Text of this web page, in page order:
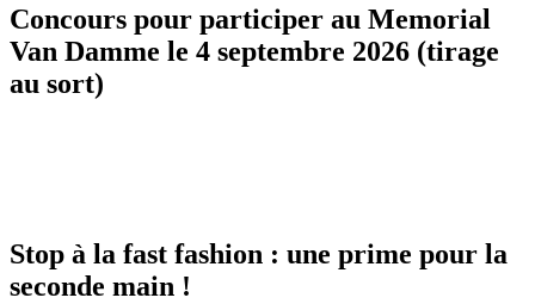
Concours pour participer au Memorial
Van Damme le 4 septembre 2026 (tirage
au sort)
Stop à la fast fashion : une prime pour la
seconde main !